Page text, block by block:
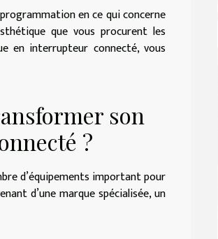
en ce qui concerne
que vous procurent les
en interrupteur connecté, vous
son
?
d’équipements important pour
d’une marque spécialisée, un